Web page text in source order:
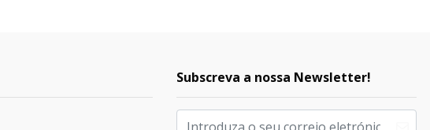
Subscreva a nossa Newsletter!